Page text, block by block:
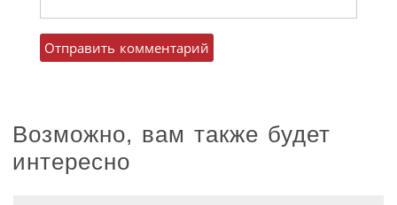
Возможно, вам также будет
интересно